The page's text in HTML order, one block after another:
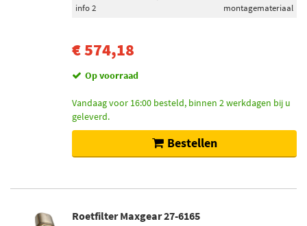
info 2
montagemateriaal
€ 574,18
Op voorraad
Vandaag voor 16:00 besteld, binnen 2 werkdagen bij u
geleverd.
Bestellen
Roetfilter Maxgear 27-6165